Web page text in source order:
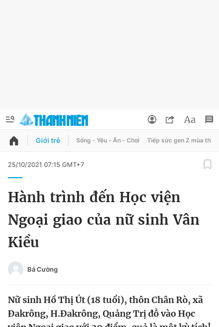
QUẢNG CÁO
Chuyên mục khác
Video Magazine
Đổi mật khẩu
Tin đã lưu
Tin đã xem
Đăng xuất
Giới trẻ Sống - Yêu - Ăn - Chơi Tiếp sức gen Z mùa thi
25/10/2021 07:15 GMT+7
Hành trình đến Học viện
Ngoại giao của nữ sinh Vân
Kiều
Bá Cường
Nữ sinh Hồ Thị Út (18 tuổi), thôn Chân Rò, xã
Đakrông, H.Đakrông, Quảng Trị đỗ vào Học